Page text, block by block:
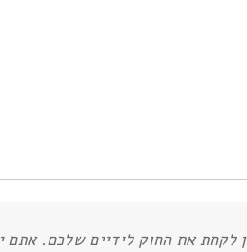
לקחת את החוק לידיים שלכם. אתם